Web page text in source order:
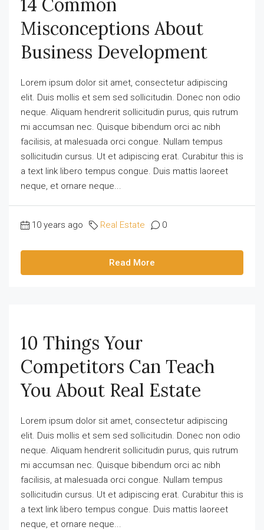
Misconceptions About
Business Development
Lorem ipsum dolor sit amet, consectetur adipiscing
elit. Duis mollis et sem sed sollicitudin. Donec non odio
neque. Aliquam hendrerit sollicitudin purus, quis rutrum
mi accumsan nec. Quisque bibendum orci ac nibh
facilisis, at malesuada orci congue. Nullam tempus
sollicitudin cursus. Ut et adipiscing erat. Curabitur this is
a text link libero tempus congue. Duis mattis laoreet
neque, et ornare neque...
10 years ago Real Estate 0
Read More
10 Things Your
Competitors Can Teach
You About Real Estate
Lorem ipsum dolor sit amet, consectetur adipiscing
elit. Duis mollis et sem sed sollicitudin. Donec non odio
neque. Aliquam hendrerit sollicitudin purus, quis rutrum
mi accumsan nec. Quisque bibendum orci ac nibh
facilisis, at malesuada orci congue. Nullam tempus
sollicitudin cursus. Ut et adipiscing erat. Curabitur this is
a text link libero tempus congue. Duis mattis laoreet
neque, et ornare neque...